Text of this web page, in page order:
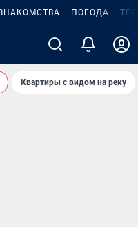
ПОГОДА
Квартиры с видом на реку